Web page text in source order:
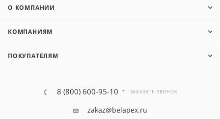
О КОМПАНИИ
КОМПАНИЯМ
ПОКУПАТЕЛЯМ
8 (800) 600-95-10 ЗАКАЗАТЬ ЗВОНОК
zakaz@belapex.ru